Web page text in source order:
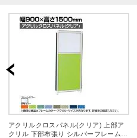
アクリルクロスパネル(クリア) 上部ア
クリル 下部布張り シルバーフレーム